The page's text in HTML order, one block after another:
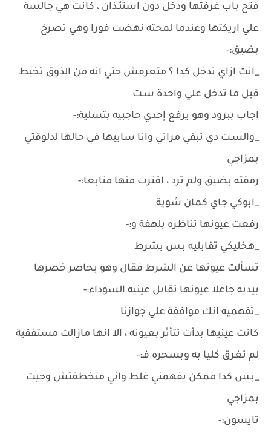
فتح باب غرفتها ودخل دون استئـذان ، كانت هي جالسة
علي اريكتها وعندما لمحته نهضت فورا وهي تصرخ
بضيق:-
_انت ازاي تدخل كدا ؟ متعرفش حتي انه من الذوق تخبط
قبل ما تدخل علي واحدة سـت
اجاب ببرود وهو يرفع إحدي حاجبيه بتسلية:-
_والسـت دي تبقي مراتي وانا سايبها في حالها لدلوقتي
بمزاجي
رمقته بضيق ولم ترد ، اقترب منها متابعا:-
_ابوكي جاي كمان شوية
رفعت عيونها تناظره بلهفة و:-
_هخليكي تقابليه بـس بشرط
تسألت عيونها عن الشرط فقال وهو يحاصر خصرها
بيديه جاعلا عيونها تقابل عينيه السوداء:-
_تفهميه انك موافقة علي جوازنا
كانت عينيها بدأت تتأثر بعيونه ، الا انها مازالت مستفقية
لم تغرق كليا به وبسحره فـ:-
_بـس كدا ممكن يفهمني غلط واني متخطفتش وجيت
بمزاجي
تايسون:-